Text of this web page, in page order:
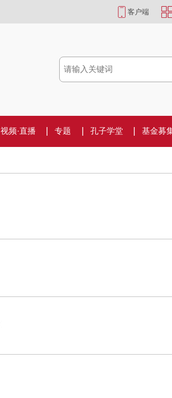
客户端
视频·直播 专题 孔子学堂 基金募